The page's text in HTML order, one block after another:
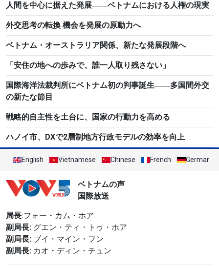
人間を中心に据えた発展――ベトナムにおける人権の現実
外交思考の転換 機会を発展の原動力へ
ベトナム・オーストラリア関係、新たな発展段階へ
「安住の地への歩みで、誰一人取り残さない」
国際海洋法裁判所にベトナム初の判事誕生――多国間外交
の新たな節目
戦略的自主性を土台に、国家の行動力を高める
ハノイ市、DXで2層制地方行政モデルの効率を向上
English Vietnamese Chinese French German
ベトナムの声
国際放送
局長:フォー・カム・ホア
副局長: グエン・ティ・トゥ・ホア
副局長: ブイ・マイン・フン
副局長: カオ・ディン・チュン